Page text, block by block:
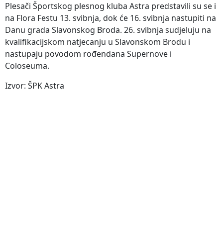
Plesači Športskog plesnog kluba Astra predstavili su se i
na Flora Festu 13. svibnja, dok će 16. svibnja nastupiti na
Danu grada Slavonskog Broda. 26. svibnja sudjeluju na
kvalifikacijskom natjecanju u Slavonskom Brodu i
nastupaju povodom rođendana Supernove i
Coloseuma.
Izvor: ŠPK Astra